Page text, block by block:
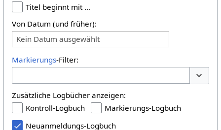
Titel beginnt mit …
Von Datum (und früher):
Kein Datum ausgewählt
Markierungs-Filter:
Zusätzliche Logbücher anzeigen:
Kontroll-Logbuch
Markierungs-Logbuch
Neuanmeldungs-Logbuch